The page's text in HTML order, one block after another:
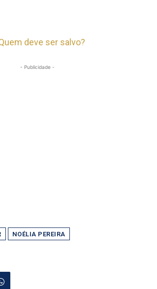
deve ser salvo?
- Publicidade -
NOÉLIA PEREIRA